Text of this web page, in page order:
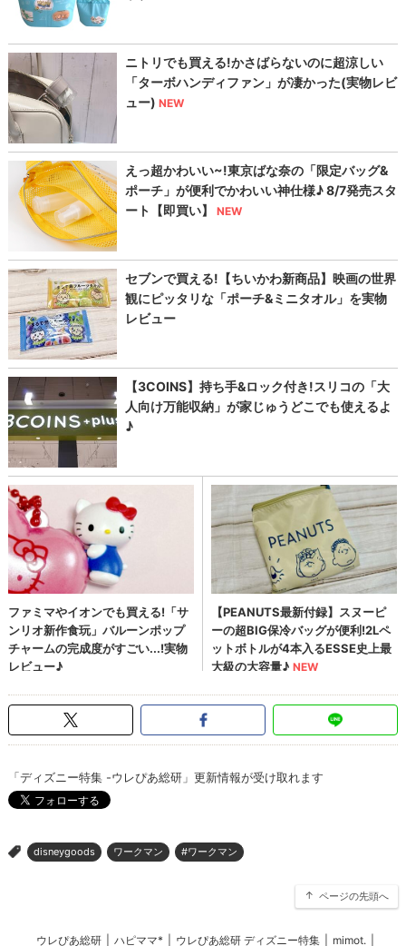
「ディズニー特集 -ウレぴあ総研」更新情報が受け取れます
> disneygoods ワークマン #ワークマン
ページの先頭へ
ウレぴあ総研 ハピママ* ウレぴあ総研 ディズニー特集 mimot.